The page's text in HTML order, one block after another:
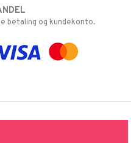
betaling og kundekonto.